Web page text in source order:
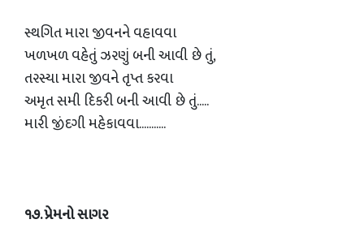
સ્થગિત મારા જીવનને વહાવવા
ખળખળ વહેતું ઝરણું બની આવી છે તું,
તરસ્યા મારા જીવને તૃપ્ત કરવા
અમૃત સમી દિકરી બની આવી છે તું.....
મારી જીંદગી મહેકાવવા...........
૧૭. પ્રેમનો સાગર